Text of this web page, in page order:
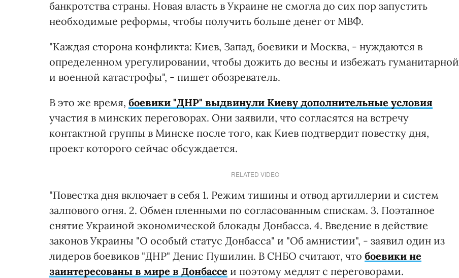
банкротства страны. Новая власть в Украине не смогла до сих пор запустить
необходимые реформы, чтобы получить больше денег от МВФ.
"Каждая сторона конфликта: Киев, Запад, боевики и Москва, - нуждаются в
определенном урегулировании, чтобы дожить до весны и избежать гуманитарной
и военной катастрофы", - пишет обозреватель.
В это же время, боевики "ДНР" выдвинули Киеву дополнительные условия
участия в минских переговорах. Они заявили, что согласятся на встречу
контактной группы в Минске после того, как Киев подтвердит повестку дня,
проект которого сейчас обсуждается.
RELATED VIDEO
"Повестка дня включает в себя 1. Режим тишины и отвод артиллерии и систем
залпового огня. 2. Обмен пленными по согласованным спискам. 3. Поэтапное
снятие Украиной экономической блокады Донбасса. 4. Введение в действие
законов Украины "О особый статус Донбасса" и "Об амнистии", - заявил один из
лидеров боевиков "ДНР" Денис Пушилин. В СНБО считают, что боевики не
заинтересованы в мире в Донбассе и поэтому медлят с переговорами.